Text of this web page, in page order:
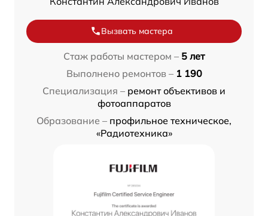
Вызвать мастера
Стаж работы мастером – 5 лет
Выполнено ремонтов – 1 190
Специализация – ремонт объективов и
фотоаппаратов
Образование – профильное техническое,
«Радиотехника»